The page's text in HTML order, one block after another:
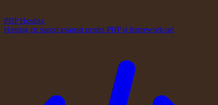
PHP Hosting
Hosting cu suport avansat pentru PHP și framework-uri